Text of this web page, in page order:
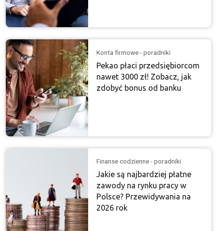
Konta firmowe - poradniki
Pekao płaci przedsiębiorcom
nawet 3000 zł! Zobacz, jak
zdobyć bonus od banku
Finanse codzienne - poradniki
Jakie są najbardziej płatne
zawody na rynku pracy w
Polsce? Przewidywania na
2026 rok